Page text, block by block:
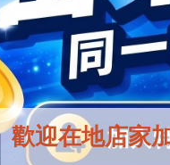
歡迎在地店家